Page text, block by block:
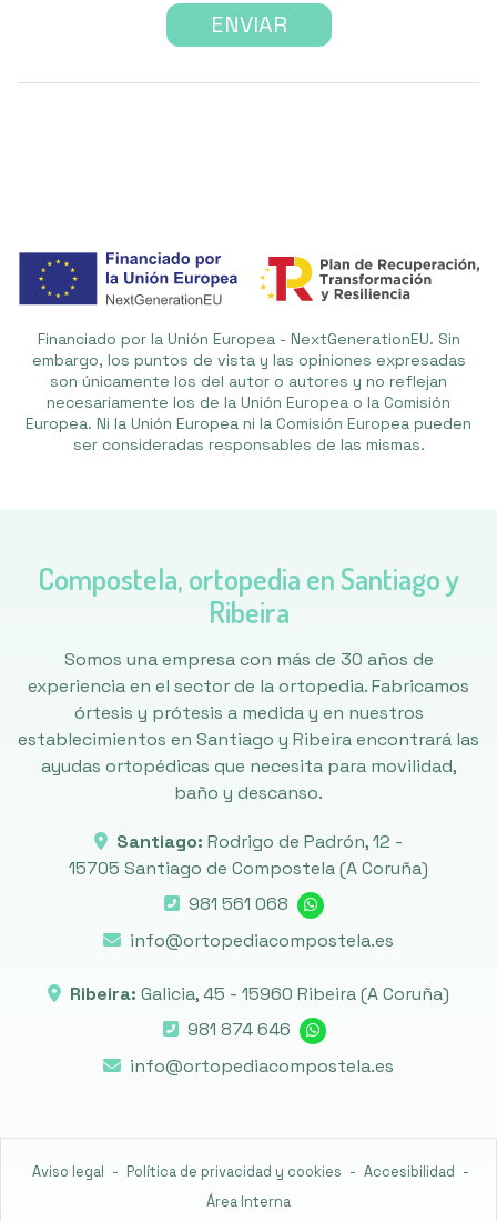
Financiado por la Unión Europea - NextGenerationEU. Sin
embargo, los puntos de vista y las opiniones expresadas
son únicamente los del autor o autores y no reflejan
necesariamente los de la Unión Europea o la Comisión
Europea. Ni la Unión Europea ni la Comisión Europea pueden
ser consideradas responsables de las mismas.
Compostela, ortopedia en Santiago y
Ribeira
Somos una empresa con más de 30 años de
experiencia en el sector de la ortopedia. Fabricamos
órtesis y prótesis a medida y en nuestros
establecimientos en Santiago y Ribeira encontrará las
ayudas ortopédicas que necesita para movilidad,
baño y descanso.
Santiago: Rodrigo de Padrón, 12 -
15705 Santiago de Compostela(A Coruña)
981 561 068
info@ortopediacompostela.es
Ribeira: Galicia, 45 - 15960 Ribeira(A Coruña)
981 874 646
info@ortopediacompostela.es
Aviso legal - Política de privacidad y cookies - Accesibilidad -
Área Interna